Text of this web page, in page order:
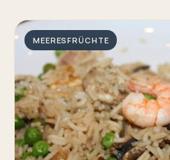
MEERESFRÜCHTE